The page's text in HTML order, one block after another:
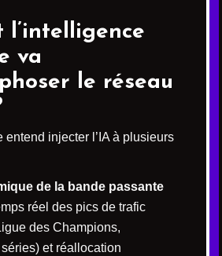
l’intelligence
va
le réseau
entend injecter l’IA à plusieurs
de la bande passante
réel des pics de trafic
des Champions,
et réallocation